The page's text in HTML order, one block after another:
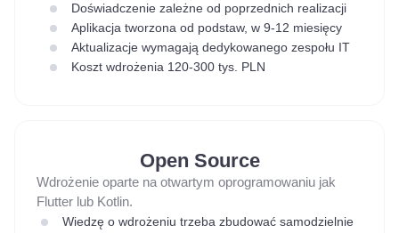
Doświadczenie zależne od poprzednich realizacji
Aplikacja tworzona od podstaw, w 9-12 miesięcy
Aktualizacje wymagają dedykowanego zespołu IT
Koszt wdrożenia 120-300 tys. PLN
Open Source
Wdrożenie oparte na otwartym oprogramowaniu jak
Flutter lub Kotlin.
Wiedzę o wdrożeniu trzeba zbudować samodzielnie